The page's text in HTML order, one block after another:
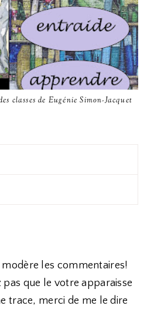
classes de Eugénie Simon-Jacquet
les commentaires!
pas que le votre apparaisse
trace, merci de me le dire